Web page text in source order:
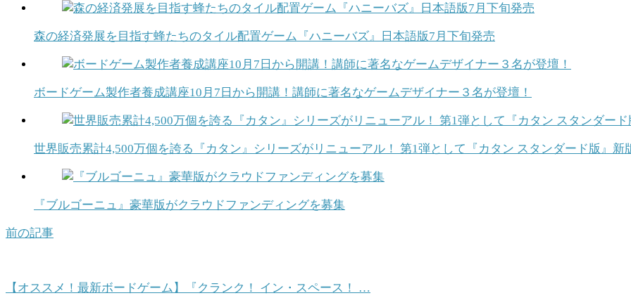
森の経済発展を目指す蜂たちのタイル配置ゲーム『ハニーバズ』日本語版7月下旬発売
ボードゲーム製作者養成講座10月7日から開講！講師に著名なゲームデザイナー３名が登壇！
世界販売累計4,500万個を誇る『カタン』シリーズがリニューアル！ 第1弾として『カタン スタンダード版』新
『ブルゴーニュ』豪華版がクラウドファンディングを募集
前の記事
【オススメ！最新ボードゲーム】『クランク！ イン・スペース！ …